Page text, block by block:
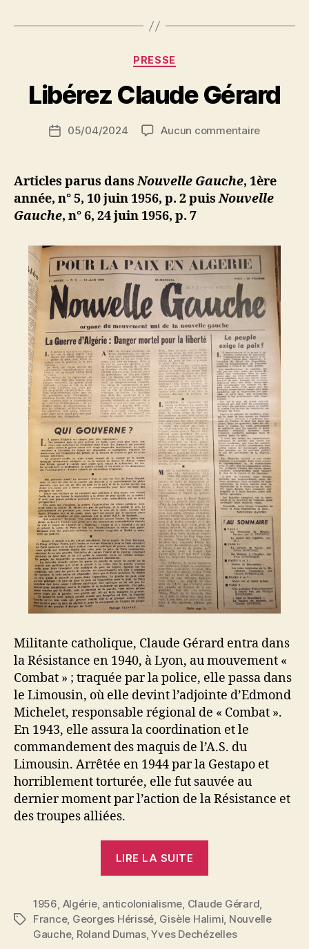
Catégories
PRESSE
Libérez Claude Gérard
de
r
S
N
ji
b
Date05/04/2024 Aucun commentairesur
Gérard
Articles parus dansNouvelle Gauche, 1ère
année, n° 5, 10 juin 1956, p. 2 puisNouvelle
Gauche, n° 6, 24 juin 1956, p. 7
Militante catholique, Claude Gérard entra dans
la Résistance en 1940, à Lyon, au mouvement «
Combat » ; traquée par la police, elle passa dans
le Limousin, où elle devint l’adjointe d’Edmond
Michelet, responsable régional de « Combat ».
En 1943, elle assura la coordination et le
commandement des maquis de l’A.S. du
Limousin. Arrêtée en 1944 par la Gestapo et
horriblement torturée, elle fut sauvée au
dernier moment par l’action de la Résistance et
des troupes alliées.
LIRE LA SUITE
Étiquettes
1956, Algérie, anticolonialisme, Claude Gérard,
France, Georges Hérissé, Gisèle Halimi, Nouvelle
Gauche, Roland Dumas,Yves Dechézelles